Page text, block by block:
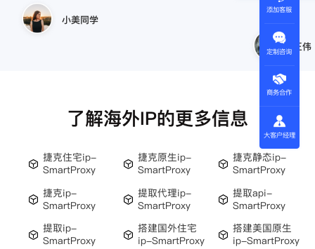
小美同学
王伟
了解海外IP的更多信息
捷克住宅ip-
SmartProxy
捷克原生ip-
SmartProxy
捷克静态ip-
SmartProxy
捷克ip-
SmartProxy
提取代理ip-
SmartProxy
提取api-
SmartProxy
提取ip-
SmartProxy
搭建国外住宅
ip-SmartProxy
搭建美国原生
ip-SmartProxy
添加客服
定制咨询
商务合作
大客户经理